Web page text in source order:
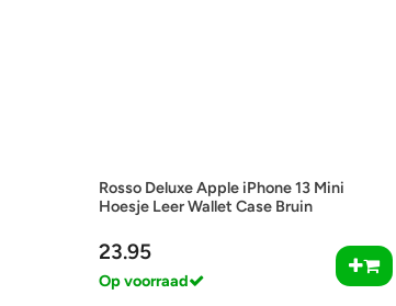
Rosso Deluxe Apple iPhone 13 Mini
Hoesje Leer Wallet Case Bruin
23.95
Op voorraad